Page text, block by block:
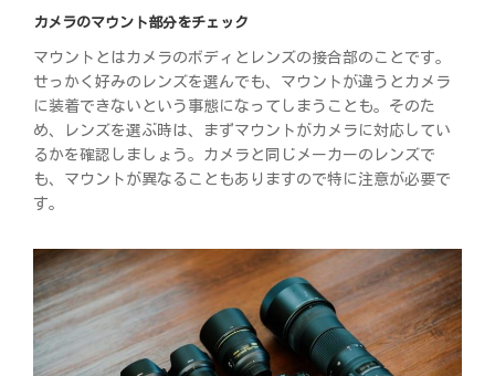
カメラのマウント部分をチェック
マウントとはカメラのボディとレンズの接合部のことです。
せっかく好みのレンズを選んでも、マウントが違うとカメラ
に装着できないという事態になってしまうことも。そのた
め、レンズを選ぶ時は、まずマウントがカメラに対応してい
るかを確認しましょう。カメラと同じメーカーのレンズで
も、マウントが異なることもありますので特に注意が必要で
す。